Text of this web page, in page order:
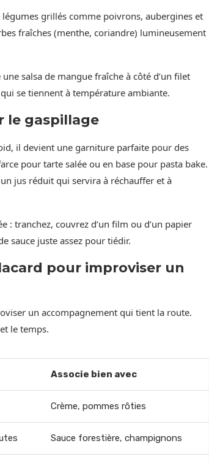
grillés comme poivrons, aubergines et
fraîches (menthe, coriandre) lumineusement
salsa de mangue fraîche à côté d’un filet
se tiennent à température ambiante.
le gaspillage
il devient une garniture parfaite pour des
pour tarte salée ou en base pour pasta bake.
jus réduit qui servira à réchauffer et à
: tranchez, couvrez d’un film ou d’un papier
sauce juste assez pour tiédir.
pour improviser un
un accompagnement qui tient la route.
le temps.
Associe bien avec
Crème, pommes rôties
Sauce forestière, champignons